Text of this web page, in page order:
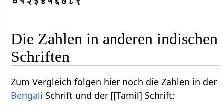
Die Zahlen in anderen indischen
Schriften
Zum Vergleich folgen hier noch die Zahlen in der
Bengali Schrift und der [[Tamil] Schrift: